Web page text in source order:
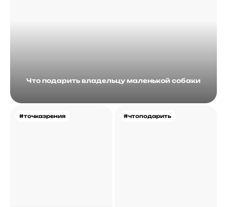
Что подарить владельцу маленькой собаки
#точказрения #чтоподарить